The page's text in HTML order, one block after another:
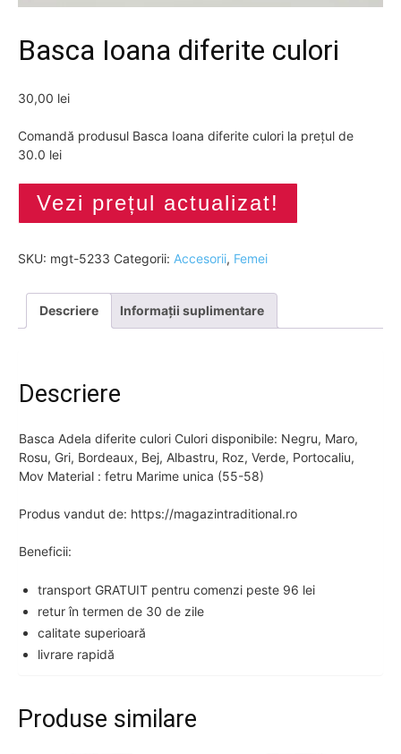
Basca Ioana diferite culori
30,00 lei
Comandă produsul Basca Ioana diferite culori la prețul de
30.0 lei
Vezi prețul actualizat!
SKU: mgt-5233 Categorii: Accesorii, Femei
Descriere Informații suplimentare
Descriere
Basca Adela diferite culori Culori disponibile: Negru, Maro,
Rosu, Gri, Bordeaux, Bej, Albastru, Roz, Verde, Portocaliu,
Mov Material : fetru Marime unica (55-58)
Produs vandut de: https://magazintraditional.ro
Beneficii:
transport GRATUIT pentru comenzi peste 96 lei
retur în termen de 30 de zile
calitate superioară
livrare rapidă
Produse similare